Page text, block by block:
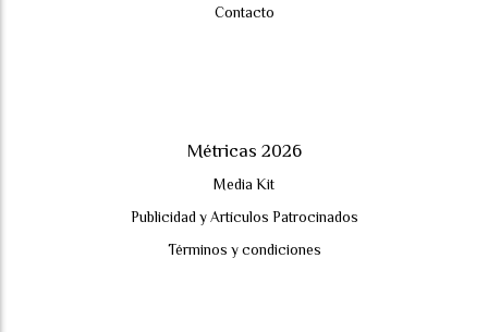
Contacto
Métricas 2026
Media Kit
Publicidad y Artículos Patrocinados
Términos y condiciones